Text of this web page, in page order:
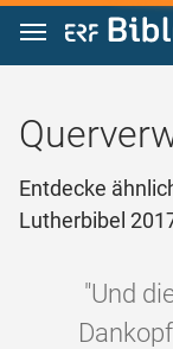
Zum Inhalt springen
Entdecke
Lutherbibel
"Und